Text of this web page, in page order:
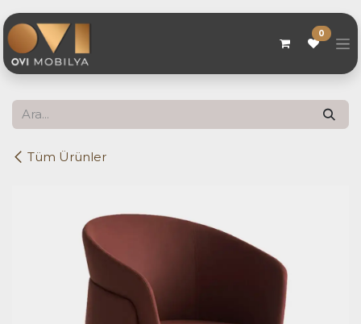
0
Tüm Ürünler